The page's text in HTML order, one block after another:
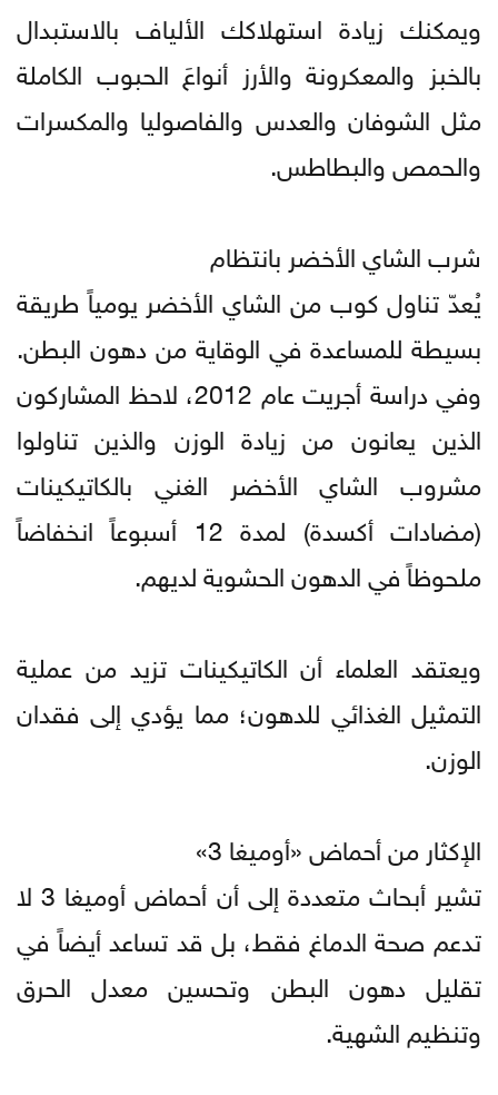
ويمكنك زيادة استهلاكك الألياف بالاستبدال
بالخبز والمعكرونة والأرز أنواعَ الحبوب الكاملة
مثل الشوفان والعدس والفاصوليا والمكسرات
والحمص والبطاطس.
شرب الشاي الأخضر بانتظام
يُعدّ تناول كوب من الشاي الأخضر يومياً طريقة
بسيطة للمساعدة في الوقاية من دهون البطن.
وفي دراسة أجريت عام 2012، لاحظ المشاركون
الذين يعانون من زيادة الوزن والذين تناولوا
مشروب الشاي الأخضر الغني بالكاتيكينات
(مضادات أكسدة) لمدة 12 أسبوعاً انخفاضاً
ملحوظاً في الدهون الحشوية لديهم.
ويعتقد العلماء أن الكاتيكينات تزيد من عملية
التمثيل الغذائي للدهون؛ مما يؤدي إلى فقدان
الوزن.
الإكثار من أحماض «أوميغا 3»
تشير أبحاث متعددة إلى أن أحماض أوميغا 3 لا
تدعم صحة الدماغ فقط، بل قد تساعد أيضاً في
تقليل دهون البطن وتحسين معدل الحرق
وتنظيم الشهية.